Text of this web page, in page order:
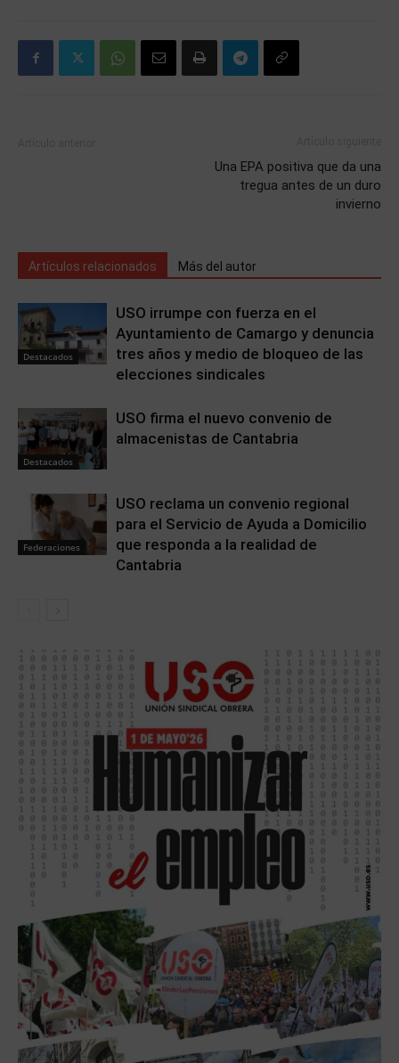
Una EPA positiva que da una
tregua antes de un duro
invierno
Artículos relacionados Más del autor
Destacados
USO irrumpe con fuerza en el
Ayuntamiento de Camargo y denuncia
tres años y medio de bloqueo de las
elecciones sindicales
Destacados
USO firma el nuevo convenio de
almacenistas de Cantabria
Federaciones
USO reclama un convenio regional
para el Servicio de Ayuda a Domicilio
que responda a la realidad de
Cantabria